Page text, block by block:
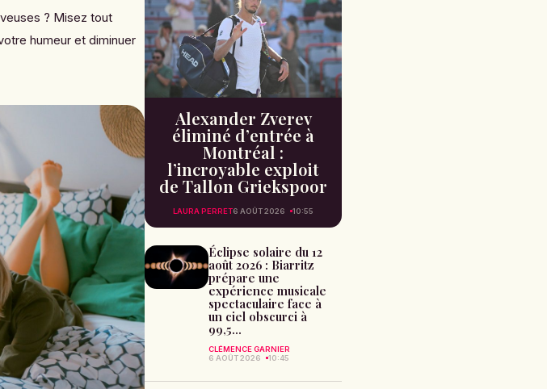
? Misez tout
humeur et diminuer
Alexander Zverev
éliminé d’entrée à
Montréal :
l’incroyable exploit
de Tallon Griekspoor
LAURA PERRET6 AOÛT 2026 10:55
Éclipse solaire du 12
août 2026 : Biarritz
prépare une
expérience musicale
spectaculaire face à
un ciel obscurci à
99,5...
CLÉMENCE GARNIER
6 AOÛT 2026
10:45